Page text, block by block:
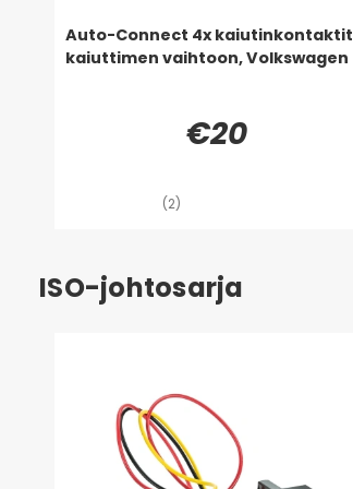
Auto-Connect 4x kaiutinkontaktit
kaiuttimen vaihtoon, Volkswagen
€20
(2)
ISO-johtosarja